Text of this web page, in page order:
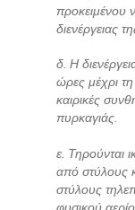
προκειμένου
διενέργειας
δ. Η
ώρες μέχρι
καιρικές
πυρκαγιάς.
ε. Τηρούνται
από στύλους
στύλους